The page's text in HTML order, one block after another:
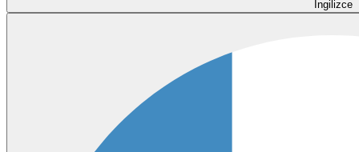
İngilizce